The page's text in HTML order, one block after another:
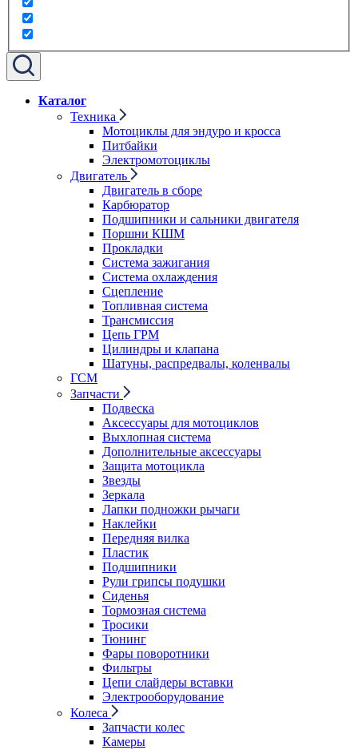
Каталог
Техника
Мотоциклы для эндуро и кросса
Питбайки
Электромотоциклы
Двигатель
Двигатель в сборе
Карбюратор
Подшипники и сальники двигателя
Поршни КШМ
Прокладки
Система зажигания
Система охлаждения
Сцепление
Топливная система
Трансмиссия
Цепь ГРМ
Цилиндры и клапана
Шатуны, распредвалы, коленвалы
ГСМ
Запчасти
Подвеска
Аксессуары для мотоциклов
Выхлопная система
Дополнительные аксессуары
Защита мотоцикла
Звезды
Зеркала
Лапки подножки рычаги
Наклейки
Передняя вилка
Пластик
Подшипники
Рули грипсы подушки
Сиденья
Тормозная система
Тросики
Тюнинг
Фары поворотники
Фильтры
Цепи слайдеры вставки
Электрооборудование
Колеса
Запчасти колес
Камеры